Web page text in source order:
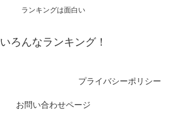
ランキングは面白い
いろんなランキング！
プライバシーポリシー
お問い合わせページ